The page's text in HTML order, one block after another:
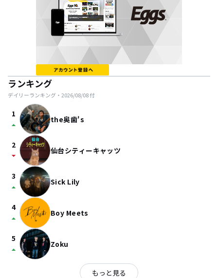
ランキング
デイリーランキング・ 2026/08/08付
1
arrow_drop_up the奥歯's
2
arrow_drop_down 仙台シティーキャッツ
3
arrow_drop_up Sick Lily
4
arrow_drop_up Boy Meets
5
arrow_drop_up Zoku
もっと見る